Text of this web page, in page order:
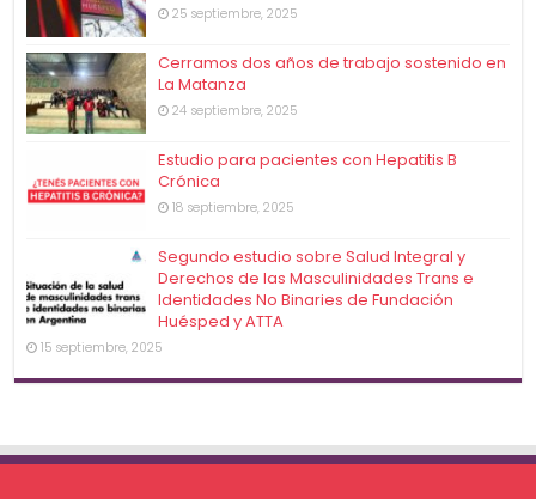
25 septiembre, 2025
Cerramos dos años de trabajo sostenido en
La Matanza
24 septiembre, 2025
Estudio para pacientes con Hepatitis B
Crónica
18 septiembre, 2025
Segundo estudio sobre Salud Integral y
Derechos de las Masculinidades Trans e
Identidades No Binaries de Fundación
Huésped y ATTA
15 septiembre, 2025